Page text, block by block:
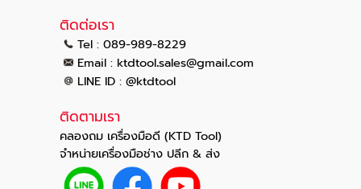
ติดต่อเรา
Tel : 089-989-8229
Email : ktdtool.sales@gmail.com
LINE ID : @ktdtool
ติดตามเรา
คลองถม เครื่องมือดี (KTD Tool)
จำหน่ายเครื่องมือช่าง ปลีก & ส่ง